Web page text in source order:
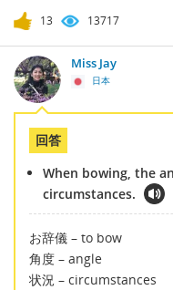
13 13717
Miss Jay
日本
回答
When bowing, the
circumstances.
お辞儀 – to bow
角度 – angle
状況 – circumstances